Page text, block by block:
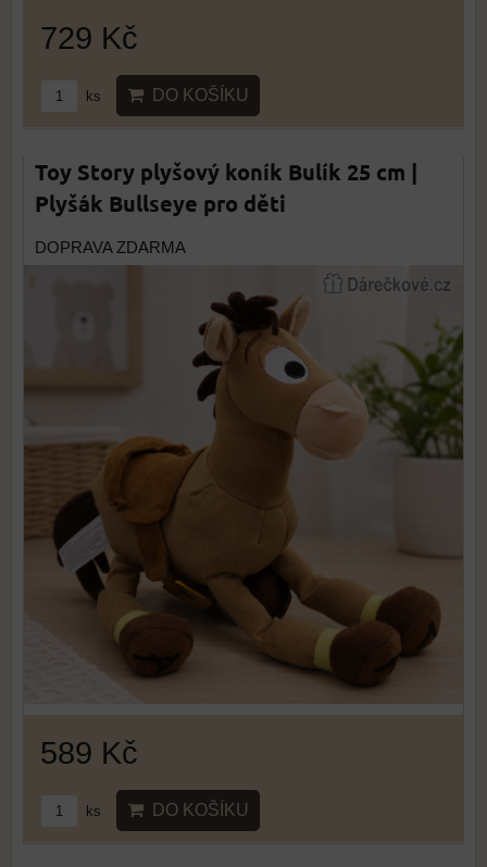
729 Kč
ks DO KOŠÍKU
Toy Story plyšový koník Bulík 25 cm |
Plyšák Bullseye pro děti
DOPRAVA ZDARMA
589 Kč
ks DO KOŠÍKU